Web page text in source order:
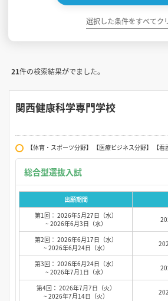
選択した条件をすべてク
21件の検索結果がでました。
関西健康科学専門学校
【体育・スポーツ分野】 【医療ビジネス分野】 【看
出願期間
第1回： 2026年5月27日（水）
~ 2026年6月3日（水）
第2回： 2026年6月17日（水）
~ 2026年6月24日（水）
第3回： 2026年6月24日（水）
~ 2026年7月1日（水）
第4回： 2026年7月7日（火）
~ 2026年7月14日（火）